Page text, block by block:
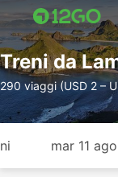
Treni da
290 viaggi (USD 2 –
mar 11 ago